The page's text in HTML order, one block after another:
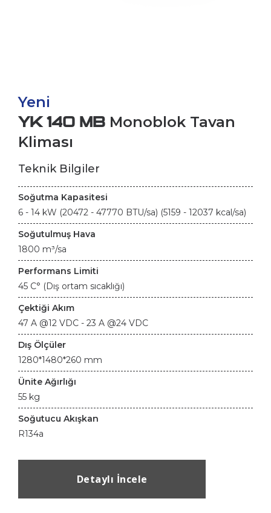
Yeni
YK 140 MB Monoblok Tavan
Kliması
Teknik Bilgiler
Soğutma Kapasitesi
6 - 14 kW (20472 - 47770 BTU/sa) (5159 - 12037 kcal/sa)
Soğutulmuş Hava
1800 m³/sa
Performans Limiti
45 C° (Dış ortam sıcaklığı)
Çektiği Akım
47 A @12 VDC - 23 A @24 VDC
Dış Ölçüler
1280*1480*260 mm
Ünite Ağırlığı
55 kg
Soğutucu Akışkan
R134a
Detaylı İncele